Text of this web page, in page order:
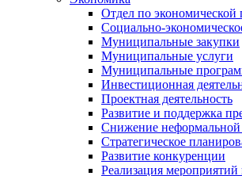
Отдел по экономической
Социально-
Муниципальные закупки
Муниципальные услуги
Муниципальные
Инвестиционная
Проектная деятельность
Развитие и поддержка
Снижение неформальной
Стратегическое
Развитие конкуренции
Реализация